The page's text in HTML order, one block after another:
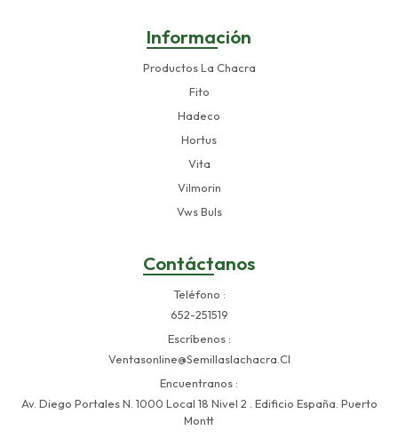
Información
Productos La Chacra
Fito
Hadeco
Hortus
Vita
Vilmorin
Vws Buls
Contáctanos
Teléfono
652-251519
Escríbenos
Ventasonline@semillaslachacra.cl
Encuentranos
Av. Diego Portales N. 1000 Local 18 Nivel 2 . Edificio España. Puerto
Montt